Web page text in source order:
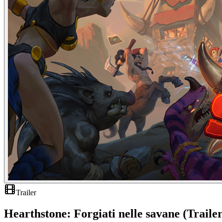
Trailer
Hearthstone: Forgiati nelle savane